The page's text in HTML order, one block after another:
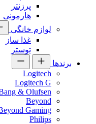
پرزنتر
هارمونی
لوازم خانگی
غذا ساز
توستر
برندها
Logitech
Logitech G
& Olufsen
Beyond
Gaming
Philips